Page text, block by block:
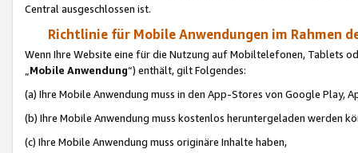
Central ausgeschlossen ist.
Richtlinie für Mobile Anwendungen im Rahmen
Wenn Ihre Website eine für die Nutzung auf Mobiltelefonen, Tablets
„Mobile Anwendung“) enthält, gilt Folgendes:
(a) Ihre Mobile Anwendung muss in den App-Stores von Google Play,
(b) Ihre Mobile Anwendung muss kostenlos heruntergeladen werden
(c) Ihre Mobile Anwendung muss originäre Inhalte haben,